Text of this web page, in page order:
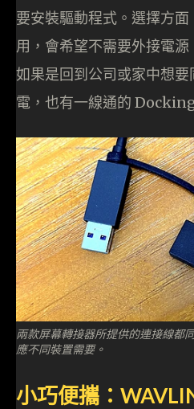
要安裝驅動程式。選擇方
用，會希望不需要外接電
如果是回到公司或家中想
電，也有一線通的
兩款屏幕轉接器所提供的連接線都
應不同裝置需要。
小巧便攜：